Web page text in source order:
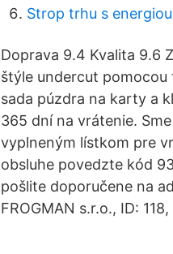
Strop trhu s
Doprava 9.4 Kvalita 9.6
štýle undercut pomocou
sada púzdra na karty a
365 dní na vrátenie.
vyplneným lístkom pre
obsluhe povedzte kód
pošlite doporučene na
FROGMAN s.r.o., ID: